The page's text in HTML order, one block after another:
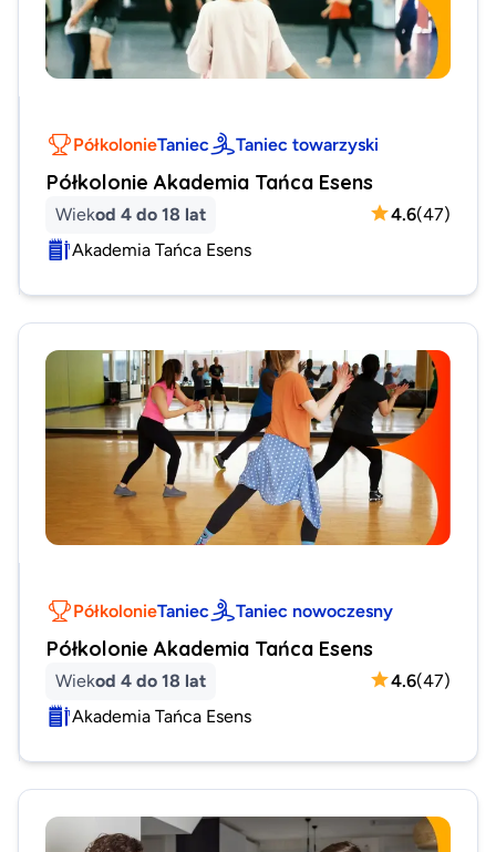
PółkolonieTaniec Taniec towarzyski
Półkolonie Akademia Tańca Esens
Wiekod 4 do 18 lat 4.6(47)
Akademia Tańca Esens
PółkolonieTaniec Taniec nowoczesny
Półkolonie Akademia Tańca Esens
Wiekod 4 do 18 lat 4.6(47)
Akademia Tańca Esens